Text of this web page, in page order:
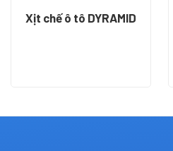
Xịt chế ô tô DYRAMID